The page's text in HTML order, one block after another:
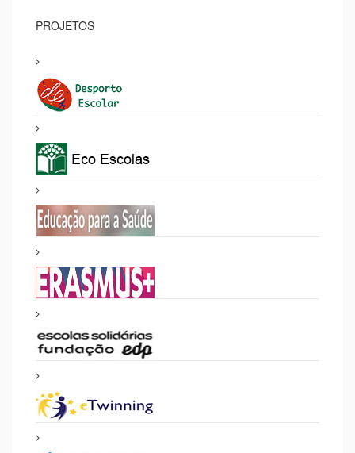
PROJETOS